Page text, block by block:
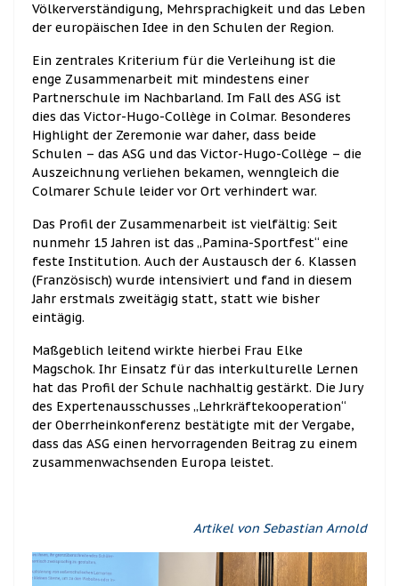
Völkerverständigung, Mehrsprachigkeit und das Leben
der europäischen Idee in den Schulen der Region.
Ein zentrales Kriterium für die Verleihung ist die
enge Zusammenarbeit mit mindestens einer
Partnerschule im Nachbarland. Im Fall des ASG ist
dies das Victor-Hugo-Collège in Colmar. Besonderes
Highlight der Zeremonie war daher, dass beide
Schulen – das ASG und das Victor-Hugo-Collège – die
Auszeichnung verliehen bekamen, wenngleich die
Colmarer Schule leider vor Ort verhindert war.
Das Profil der Zusammenarbeit ist vielfältig: Seit
nunmehr 15 Jahren ist das „Pamina-Sportfest“ eine
feste Institution. Auch der Austausch der 6. Klassen
(Französisch) wurde intensiviert und fand in diesem
Jahr erstmals zweitägig statt, statt wie bisher
eintägig.
Maßgeblich leitend wirkte hierbei Frau Elke
Magschok. Ihr Einsatz für das interkulturelle Lernen
hat das Profil der Schule nachhaltig gestärkt. Die Jury
des Expertenausschusses „Lehrkräftekooperation“
der Oberrheinkonferenz bestätigte mit der Vergabe,
dass das ASG einen hervorragenden Beitrag zu einem
zusammenwachsenden Europa leistet.
Artikel von Sebastian Arnold